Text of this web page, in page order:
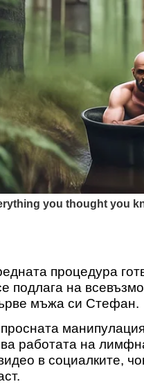
процедура
подлага на
мъжа си Стефан.
работата на
в социалките,